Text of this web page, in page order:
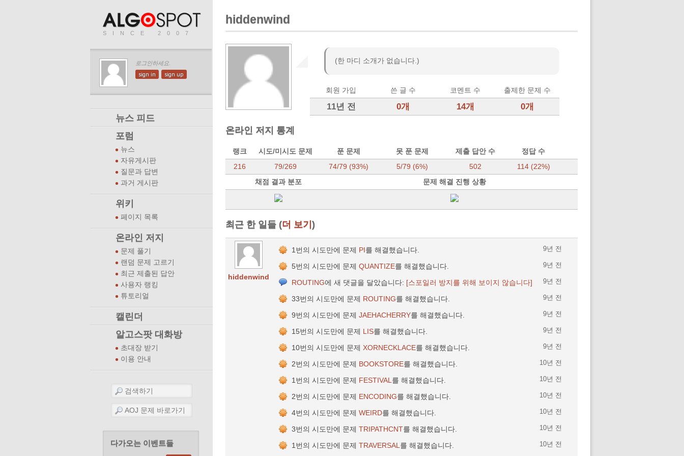
SINCE 2007
로그인하세요.
sign in sign up
뉴스 피드
포럼
뉴스
자유게시판
질문과 답변
과거 게시판
위키
페이지 목록
온라인 저지
문제 풀기
랜덤 문제 고르기
최근 제출된 답안
사용자 랭킹
튜토리얼
캘린더
알고스팟 대화방
초대장 받기
이용 안내
다가오는 이벤트들
hiddenwind
(한 마디 소개가 없습니다.)
회원 가입 쓴 글 수 코멘트 수 출제한 문제 수
11년 전 0개 14개 0개
온라인 저지 통계
랭크 시도/미시도 문제 푼 문제 못 푼 문제 제출 답안 수
정답 수
216
79/269 74/79 (93%) 5/79 (6%) 502
114 (22%)
채점 결과 분포
문제 해결 진행 상황
최근 한 일들 (더 보기)
hiddenwind
9년 전
1번의 시도만에 문제 PI를 해결했습니다.
9년 전
5번의 시도만에 문제 QUANTIZE를 해결했습니다.
9년 전
ROUTING에 새 댓글을 달았습니다: [스포일러 방지를 위해 보이지 않습니다]
9년 전
33번의 시도만에 문제 ROUTING를 해결했습니다.
9년 전
9번의 시도만에 문제 JAEHACHERRY를 해결했습니다.
9년 전
15번의 시도만에 문제 LIS를 해결했습니다.
9년 전
10번의 시도만에 문제 XORNECKLACE를 해결했습니다.
10년 전
2번의 시도만에 문제 BOOKSTORE를 해결했습니다.
10년 전
1번의 시도만에 문제 FESTIVAL를 해결했습니다.
10년 전
2번의 시도만에 문제 ENCODING를 해결했습니다.
10년 전
4번의 시도만에 문제 WEIRD를 해결했습니다.
10년 전
3번의 시도만에 문제 TRIPATHCNT를 해결했습니다.
10년 전
1번의 시도만에 문제 TRAVERSAL를 해결했습니다.